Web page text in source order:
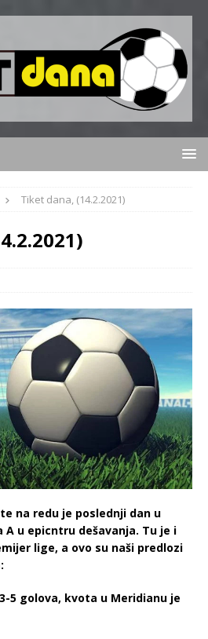
Tiket dana, (14.2.2021)
na redu je poslednji dan u
A u epicntru dešavanja. Tu je i
lige, a ovo su naši predlozi
5 golova, kvota u Meridianu je